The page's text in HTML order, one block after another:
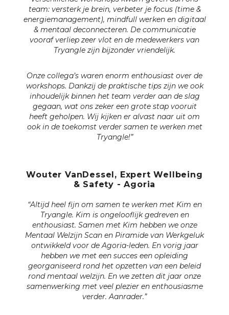
team: versterk je brein, verbeter je focus (time &
energiemanagement), mindfull werken en digitaal
& mentaal deconnecteren. De communicatie
vooraf verliep zeer vlot en de medewerkers van
Tryangle zijn bijzonder vriendelijk.
Onze collega’s waren enorm enthousiast over de
workshops. Dankzij de praktische tips zijn we ook
inhoudelijk binnen het team verder aan de slag
gegaan, wat ons zeker een grote stap vooruit
heeft geholpen. Wij kijken er alvast naar uit om
ook in de toekomst verder samen te werken met
Tryangle!”
Wouter VanDessel, Expert Wellbeing
& Safety - Agoria
“Altijd heel fijn om samen te werken met Kim en
Tryangle. Kim is ongelooflijk gedreven en
enthousiast. Samen met Kim hebben we onze
Mentaal Welzijn Scan en Piramide van Werkgeluk
ontwikkeld voor de Agoria-leden. En vorig jaar
hebben we met een succes een opleiding
georganiseerd rond het opzetten van een beleid
rond mentaal welzijn. En we zetten dit jaar onze
samenwerking met veel plezier en enthousiasme
verder. Aanrader.”